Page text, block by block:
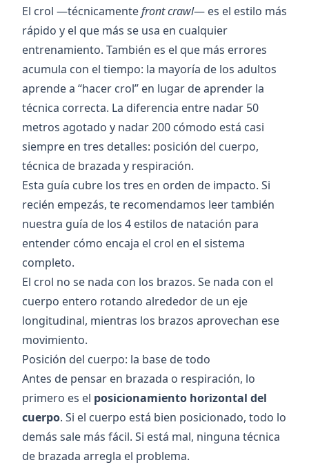
El crol —técnicamentefront crawl— es el estilo más
rápido y el que más se usa en cualquier
entrenamiento. También es el que más errores
acumula con el tiempo: la mayoría de los adultos
aprende a “hacer crol” en lugar de aprender la
técnica correcta. La diferencia entre nadar 50
metros agotado y nadar 200 cómodo está casi
siempre en tres detalles: posición del cuerpo,
técnica de brazada y respiración.
Esta guía cubre los tres en orden de impacto. Si
recién empezás, te recomendamos leer también
nuestra guía de los 4 estilos de natación para
entender cómo encaja el crol en el sistema
completo.
El crol no se nada con los brazos. Se nada con el
cuerpo entero rotando alrededor de un eje
longitudinal, mientras los brazos aprovechan ese
movimiento.
Posición del cuerpo: la base de todo
Antes de pensar en brazada o respiración, lo
primero es el posicionamiento horizontal del
cuerpo. Si el cuerpo está bien posicionado, todo lo
demás sale más fácil. Si está mal, ninguna técnica
de brazada arregla el problema.